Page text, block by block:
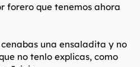
forero que tenemos ahora
una ensaladita y no
no tenlo explicas, como